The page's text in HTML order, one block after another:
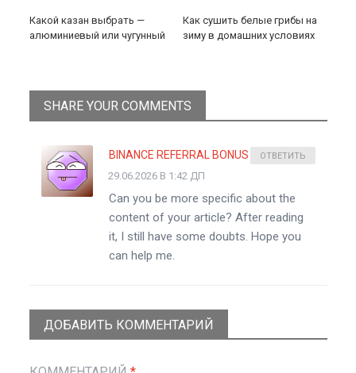
Какой казан выбрать —
алюминиевый или чугунный
Как сушить белые грибы на
зиму в домашних условиях
SHARE YOUR COMMENTS
BINANCE REFERRAL BONUS
29.06.2026 В 1:42 ДП
Can you be more specific about the
content of your article? After reading
it, I still have some doubts. Hope you
can help me.
ОТВЕТИТЬ
ДОБАВИТЬ КОММЕНТАРИЙ